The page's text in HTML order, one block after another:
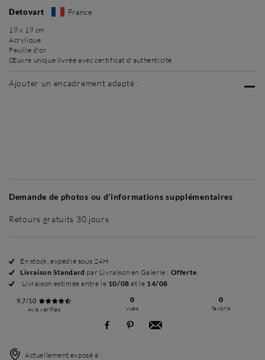
Detovart France
19 x 19 cm
Acrylique
Feuille d'or
Œuvre unique livrée avec certificat d'authenticité
Ajouter un encadrement adapté :
Demande de photos ou d'informations supplémentaires
Retours gratuits 30 jours
En stock, expédié sous 24H
Livraison Standard par Livraison en Galerie : Offerte.
Livraison estimée entre le 10/08 et le 14/08
9,7/10
Avis vérifiés
0
vues
0
favoris
Actuellement exposé à :